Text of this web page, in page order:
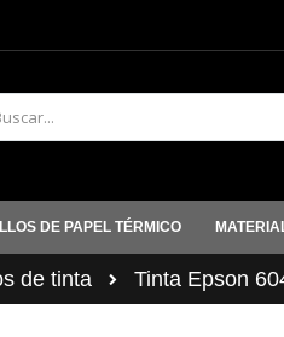
DE PAPEL TÉRMICO
de tinta Tinta Epson